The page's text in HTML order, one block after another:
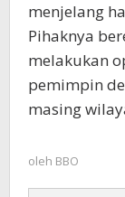
menjelang
Pihaknya
melakukan
pemimpin
masing
oleh BBO